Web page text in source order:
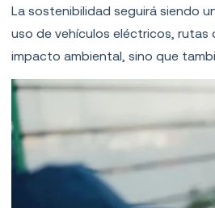
Lasostenibilidad seguirá siendo
uso de vehículos eléctricos,
impacto ambiental, sino que